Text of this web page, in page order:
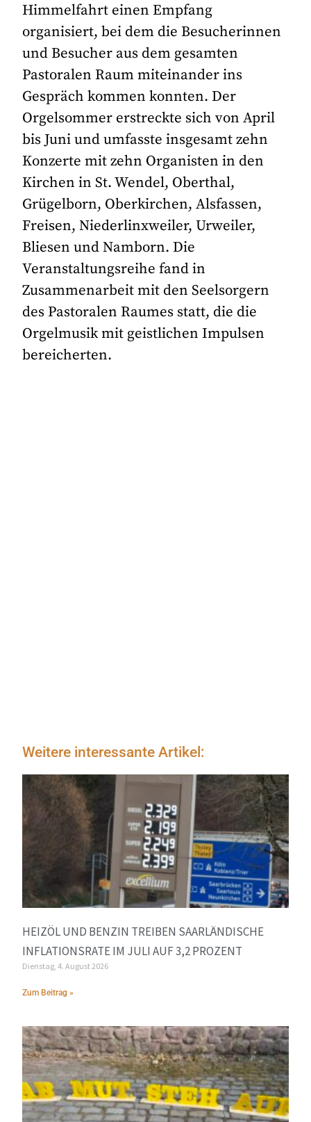
Himmelfahrt einen Empfang
organisiert, bei dem die Besucherinnen
und Besucher aus dem gesamten
Pastoralen Raum miteinander ins
Gespräch kommen konnten. Der
Orgelsommer erstreckte sich von April
bis Juni und umfasste insgesamt zehn
Konzerte mit zehn Organisten in den
Kirchen in St. Wendel, Oberthal,
Grügelborn, Oberkirchen, Alsfassen,
Freisen, Niederlinxweiler, Urweiler,
Bliesen und Namborn. Die
Veranstaltungsreihe fand in
Zusammenarbeit mit den Seelsorgern
des Pastoralen Raumes statt, die die
Orgelmusik mit geistlichen Impulsen
bereicherten.
Weitere interessante Artikel:
HEIZÖL UND BENZIN TREIBEN SAARLÄNDISCHE
INFLATIONSRATE IM JULI AUF 3,2 PROZENT
Dienstag, 4. August 2026
Zum Beitrag »